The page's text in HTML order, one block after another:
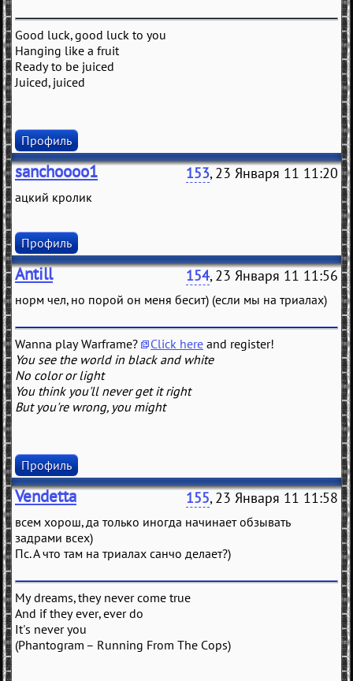
Good luck, good luck to you
Hanging like a fruit
Ready to be juiced
Juiced, juiced
Профиль
sanchoooo1 153, 23 Января 11 11:20
ацкий кролик
Профиль
Antill 154, 23 Января 11 11:56
норм чел, но порой он меня бесит) (если мы на триалах)
Wanna play Warframe? Click here and register!
You see the world in black and white
No color or light
You think you'll never get it right
But you're wrong, you might
Профиль
Vendetta 155, 23 Января 11 11:58
всем хорош, да только иногда начинает обзывать
задрами всех)
Пс. А что там на триалах санчо делает?)
My dreams, they never come true
And if they ever, ever do
It's never you
(Phantogram – Running From The Cops)